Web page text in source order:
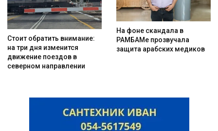
Стоит обратить внимание:
на три дня изменится
движение поездов в
северном направлении
На фоне скандала в
РАМБАМе прозвучала
защита арабских медиков